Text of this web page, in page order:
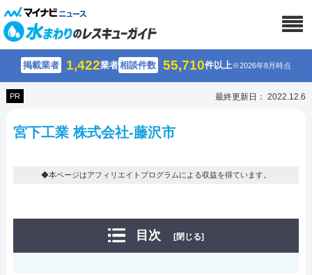
掲載業者 1,422業者相談件数 55,710件以上※2026年8月時点
PR 最終更新日： 2022.12.6
宮下工業 株式会社-藤沢市
◆本ページはアフィリエイトプログラムによる収益を得ています。
目次 [閉じる]